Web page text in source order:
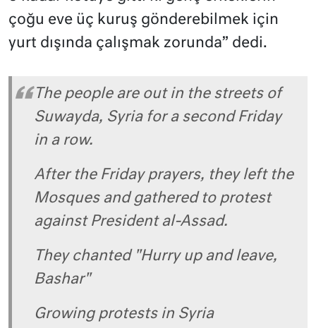
çoğu eve üç kuruş gönderebilmek için
yurt dışında çalışmak zorunda” dedi.
The people are out in the streets of
Suwayda, Syria for a second Friday
in a row.
After the Friday prayers, they left the
Mosques and gathered to protest
against President al-Assad.
They chanted "Hurry up and leave,
Bashar"
Growing protests in Syria